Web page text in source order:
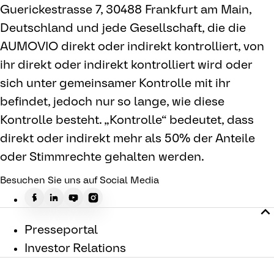
Guerickestrasse 7, 30488 Frankfurt am Main,
Deutschland und jede Gesellschaft, die die
AUMOVIO direkt oder indirekt kontrolliert, von
ihr direkt oder indirekt kontrolliert wird oder
sich unter gemeinsamer Kontrolle mit ihr
befindet, jedoch nur so lange, wie diese
Kontrolle besteht. „Kontrolle“ bedeutet, dass
direkt oder indirekt mehr als 50% der Anteile
oder Stimmrechte gehalten werden.
Besuchen Sie uns auf Social Media
Presseportal
Investor Relations